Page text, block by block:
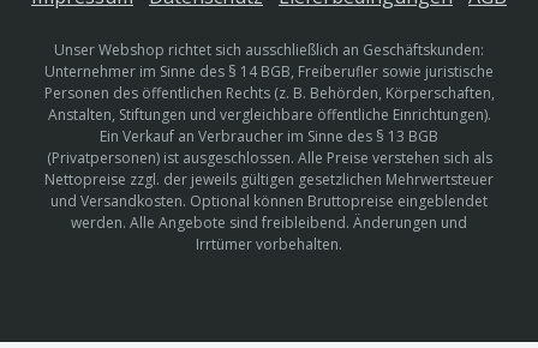
Unser Webshop richtet sich ausschließlich an Geschäftskunden:
Unternehmer im Sinne des § 14 BGB, Freiberufler sowie juristische
Personen des öffentlichen Rechts (z. B. Behörden, Körperschaften,
Anstalten, Stiftungen und vergleichbare öffentliche Einrichtungen).
Ein Verkauf an Verbraucher im Sinne des § 13 BGB
(Privatpersonen) ist ausgeschlossen. Alle Preise verstehen sich als
Nettopreise zzgl. der jeweils gültigen gesetzlichen Mehrwertsteuer
und Versandkosten. Optional können Bruttopreise eingeblendet
werden. Alle Angebote sind freibleibend. Änderungen und
Irrtümer vorbehalten.